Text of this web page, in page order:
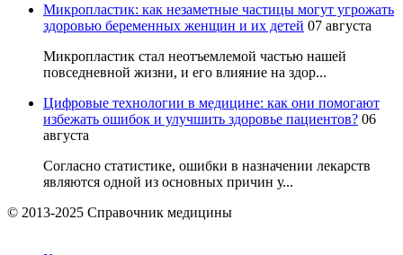
Микропластик: как незаметные частицы могут угрожать
здоровью беременных женщин и их детей 07 августа
Микропластик стал неотъемлемой частью нашей
повседневной жизни, и его влияние на здор...
Цифровые технологии в медицине: как они помогают
избежать ошибок и улучшить здоровье пациентов? 06
августа
Согласно статистике, ошибки в назначении лекарств
являются одной из основных причин у...
© 2013-2025 Справочник медицины